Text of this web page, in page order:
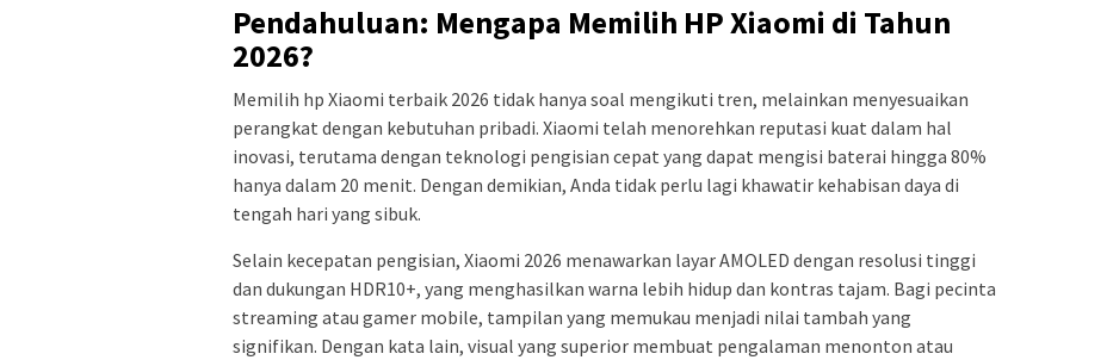
Pendahuluan: Mengapa Memilih HP Xiaomi di Tahun
2026?
Memilih hp Xiaomi terbaik 2026 tidak hanya soal mengikuti tren, melainkan menyesuaikan
perangkat dengan kebutuhan pribadi. Xiaomi telah menorehkan reputasi kuat dalam hal
inovasi, terutama dengan teknologi pengisian cepat yang dapat mengisi baterai hingga 80%
hanya dalam 20 menit. Dengan demikian, Anda tidak perlu lagi khawatir kehabisan daya di
tengah hari yang sibuk.
Selain kecepatan pengisian, Xiaomi 2026 menawarkan layar AMOLED dengan resolusi tinggi
dan dukungan HDR10+, yang menghasilkan warna lebih hidup dan kontras tajam. Bagi pecinta
streaming atau gamer mobile, tampilan yang memukau menjadi nilai tambah yang
signifikan. Dengan kata lain, visual yang superior membuat pengalaman menonton atau